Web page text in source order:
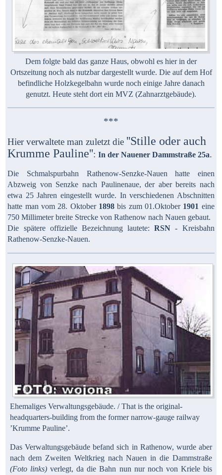
Dem folgte bald das ganze Haus, obwohl es hier in der
Ortszeitung noch als nutzbar dargestellt wurde. Die auf dem Hof
befindliche Holzkegelbahn wurde noch einige Jahre danach
genutzt. Heute steht dort ein MVZ (Zahnarztgebäude).
***
Hier verwaltete man zuletzt die ''Stille oder auch
Krumme Pauline'':In der Nauener Dammstraße 25a.
Die Schmalspurbahn Rathenow-Senzke-Nauen hatte einen
Abzweig von Senzke nach Paulinenaue, der aber bereits nach
etwa 25 Jahren eingestellt wurde. In verschiedenen Abschnitten
hatte man vom 28. Oktober 1898 bis zum 01.Oktober 1901 eine
750 Millimeter breite Strecke von Rathenow nach Nauen gebaut.
Die spätere offizielle Bezeichnung lautete:RSN - Kreisbahn
Rathenow-Senzke-Nauen.
Ehemaliges Verwaltungsgebäude. / That is the original-
headquarters-building from the former narrow-gauge railway
’Krumme Pauline’.
Das Verwaltungsgebäude befand sich in Rathenow, wurde aber
nach dem Zweiten Weltkrieg nach Nauen in die Dammstraße
(Foto links)verlegt, da die Bahn nun nur noch von Kriele bis